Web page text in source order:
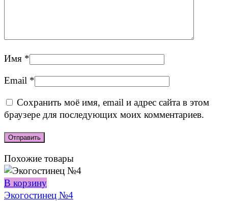
Имя *
Email *
Сохранить моё имя, email и адрес сайта в этом
браузере для последующих моих комментариев.
Похожие товары
В корзину
Экогостинец №4